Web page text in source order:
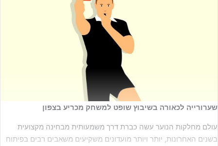
שערורייה לכאורה בשיבוץ שופט למשחק מכריע בצפון
עולם מחלקות הנוער עשה כברת דרך משמעותית מבחינה מקצועית
בשנים האחרונות, יותר ויותר מועדונים משקיעים משאבים רבים בפיתוח